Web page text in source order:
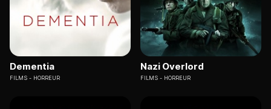
Dementia
FILMS HORREUR
Nazi Overlord
FILMS HORREUR